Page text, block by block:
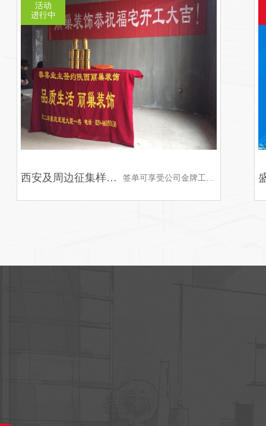
活动
进行中
西安及周边征集样板工程100套！